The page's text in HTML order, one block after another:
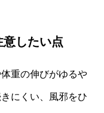
したい点
重の伸びがゆるや
にくい、風邪をひ